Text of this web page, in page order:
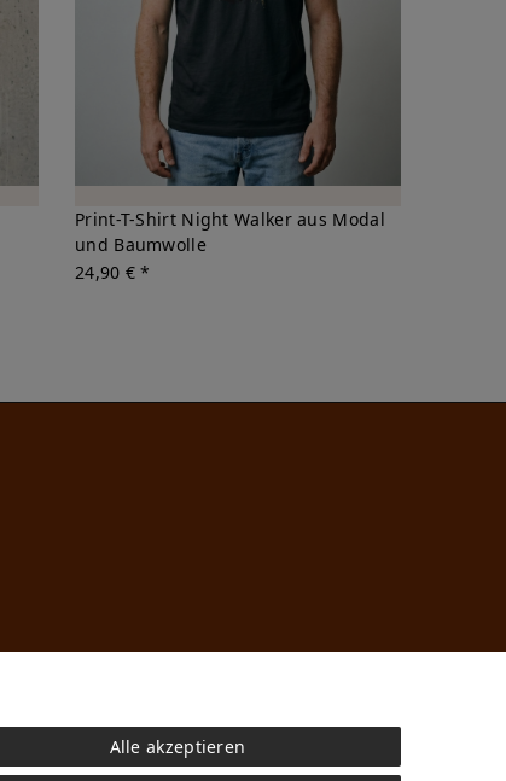
Print-T-Shirt Night Walker aus Modal
und Baumwolle
24,90 € *
Alle akzeptieren